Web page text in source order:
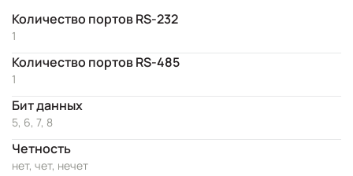
Количество портов RS-232
1
Количество портов RS-485
1
Бит данных
5, 6, 7, 8
Четность
нет, чет, нечет